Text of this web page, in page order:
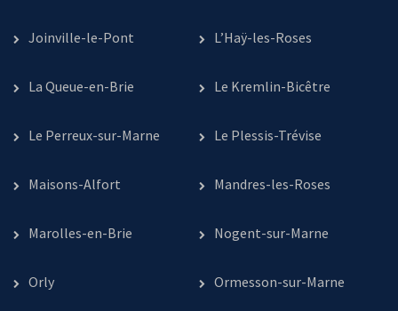
Joinville-le-Pont L’Haÿ-les-Roses
La Queue-en-Brie Le Kremlin-Bicêtre
Le Perreux-sur-Marne Le Plessis-Trévise
Maisons-Alfort Mandres-les-Roses
Marolles-en-Brie Nogent-sur-Marne
Orly Ormesson-sur-Marne